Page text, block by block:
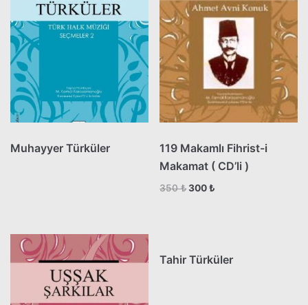
Muhayyer Türküler
119 Makamlı Fihrist-i
Makamat ( CD’li )
350₺300₺
Tahir Türküler